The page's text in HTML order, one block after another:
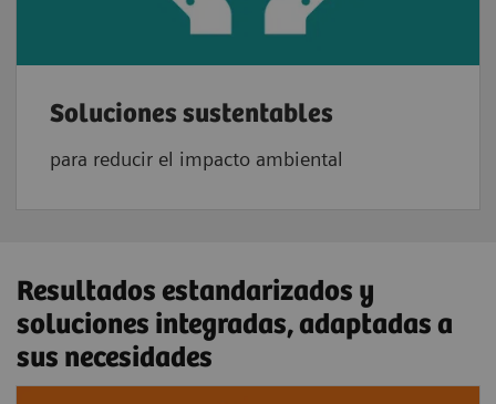
Soluciones sustentables
para reducir el impacto ambiental
Resultados estandarizados y
soluciones integradas, adaptadas a
sus necesidades